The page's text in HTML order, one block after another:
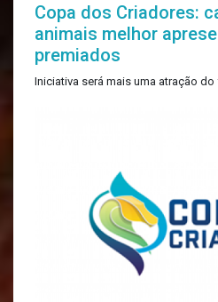
Copa dos Criadores:
animais melhor
premiados
Iniciativa será mais uma atração